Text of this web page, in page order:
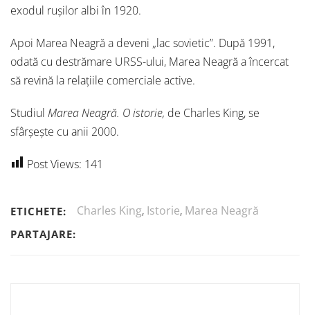
exodul rușilor albi în 1920.
Apoi Marea Neagră a deveni „lac sovietic”. După 1991,
odată cu destrămare URSS-ului, Marea Neagră a încercat
să revină la relațiile comerciale active.
Studiul Marea Neagră. O istorie, de Charles King, se
sfârșește cu anii 2000.
Post Views: 141
ETICHETE: Charles King, Istorie, Marea Neagră
PARTAJARE: